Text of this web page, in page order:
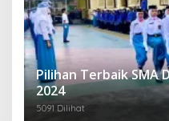
Pilihan Terbaik SMA
2024
5091 Dilihat